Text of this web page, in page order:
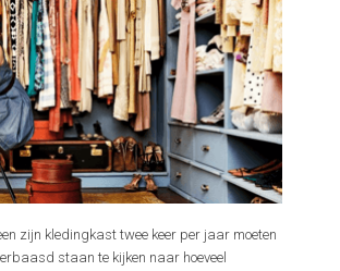
zijn kledingkast twee keer per jaar moeten
staan te kijken naar hoeveel